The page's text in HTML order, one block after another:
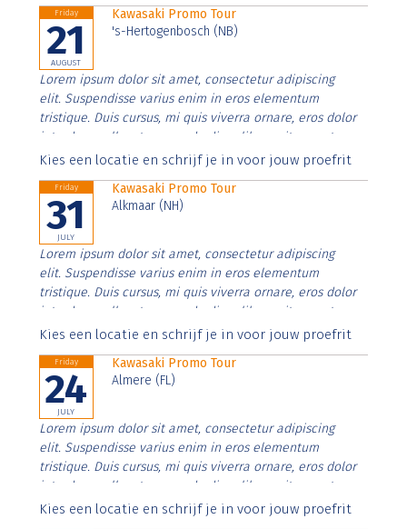
Friday
21
AUGUST
Kawasaki Promo Tour
's-Hertogenbosch (NB)
Lorem ipsum dolor sit amet, consectetur adipiscing
elit. Suspendisse varius enim in eros elementum
tristique. Duis cursus, mi quis viverra ornare, eros dolor
interdum nulla, ut commodo diam libero vitae erat.
Aenean faucibus nibh et justo cursus id rutrum lorem
Kies een locatie en schrijf je in voor jouw proefrit
Friday
31
JULY
Kawasaki Promo Tour
Alkmaar (NH)
Lorem ipsum dolor sit amet, consectetur adipiscing
elit. Suspendisse varius enim in eros elementum
tristique. Duis cursus, mi quis viverra ornare, eros dolor
interdum nulla, ut commodo diam libero vitae erat.
Aenean faucibus nibh et justo cursus id rutrum lorem
Kies een locatie en schrijf je in voor jouw proefrit
Friday
24
JULY
Kawasaki Promo Tour
Almere (FL)
Lorem ipsum dolor sit amet, consectetur adipiscing
elit. Suspendisse varius enim in eros elementum
tristique. Duis cursus, mi quis viverra ornare, eros dolor
interdum nulla, ut commodo diam libero vitae erat.
Aenean faucibus nibh et justo cursus id rutrum lorem
Kies een locatie en schrijf je in voor jouw proefrit